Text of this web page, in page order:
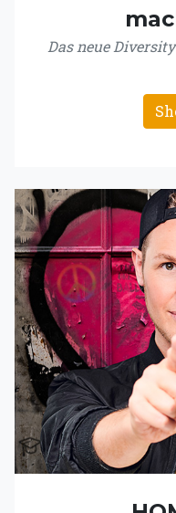
Das neue